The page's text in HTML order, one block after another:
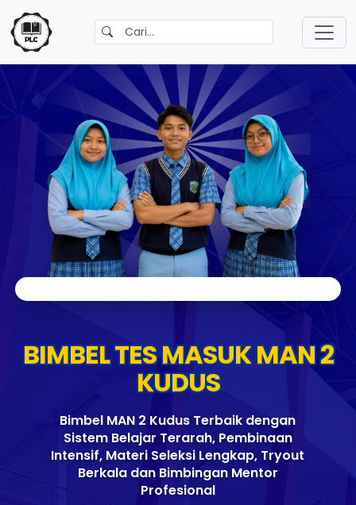
BIMBEL TES MASUK MAN 2
KUDUS
Bimbel MAN 2 Kudus Terbaik dengan
Sistem Belajar Terarah, Pembinaan
Intensif, Materi Seleksi Lengkap, Tryout
Berkala dan Bimbingan Mentor
Profesional